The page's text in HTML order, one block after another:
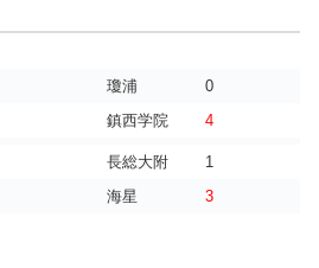
瓊浦
0
鎮西学院 4
長総大附
1
海星 3